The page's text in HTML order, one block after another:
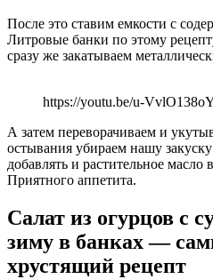
После это ставим емкости с
Литровые банки по этому
сразу же закатываем
https://youtu.be/u-
А затем переворачиваем и
остывания убираем нашу
добавлять и растительное масло
Приятного аппетита.
Салат из огурцов с
зиму в банках —
хрустящий рецепт